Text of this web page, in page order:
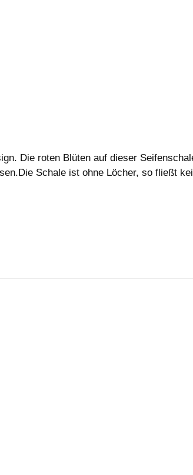
Die roten Blüten auf dieser
Schale ist ohne Löcher, so fließt